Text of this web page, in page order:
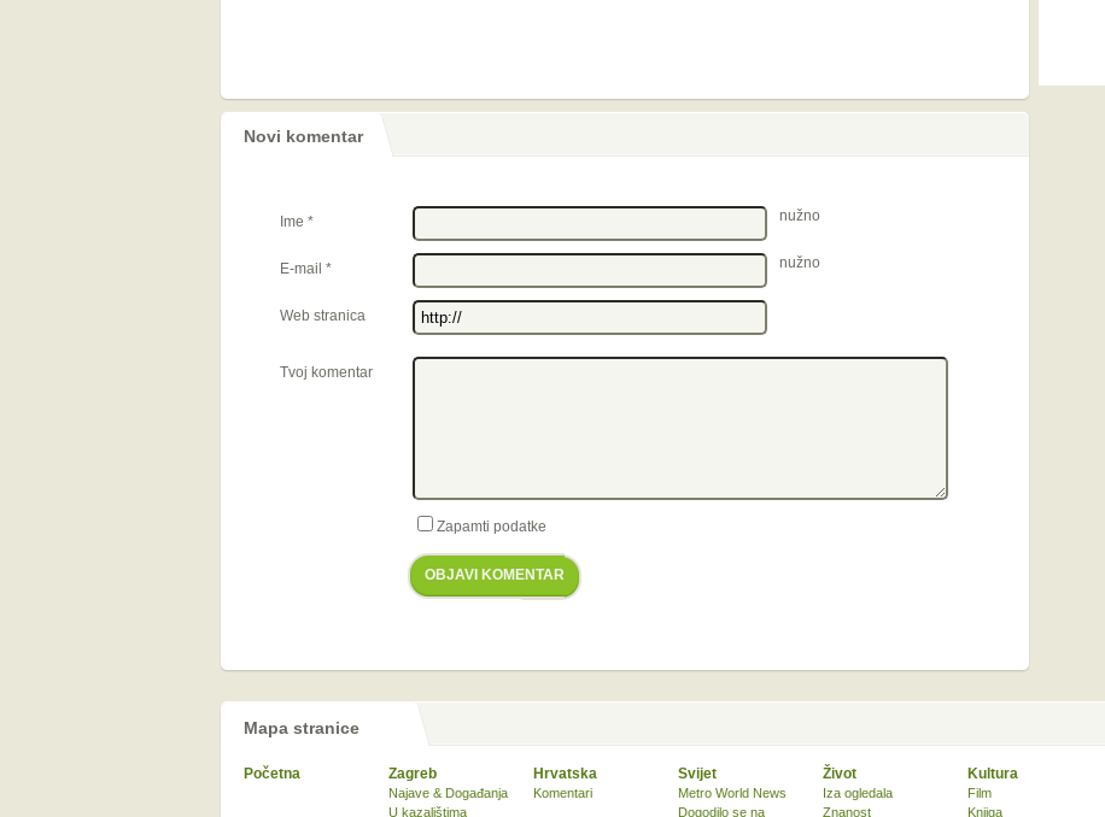
Novi komentar
Ime * nužno
E-mail * nužno
Web stranica
Tvoj komentar
Zapamti podatke
OBJAVI KOMENTAR
Mapa stranice
Početna Zagreb
Najave & Događanja
U kazalištima
Hrvatska
Komentari
Svijet
Metro World News
Dogodilo se na
Život
Iza ogledala
Znanost
Kultura
Film
Knjiga